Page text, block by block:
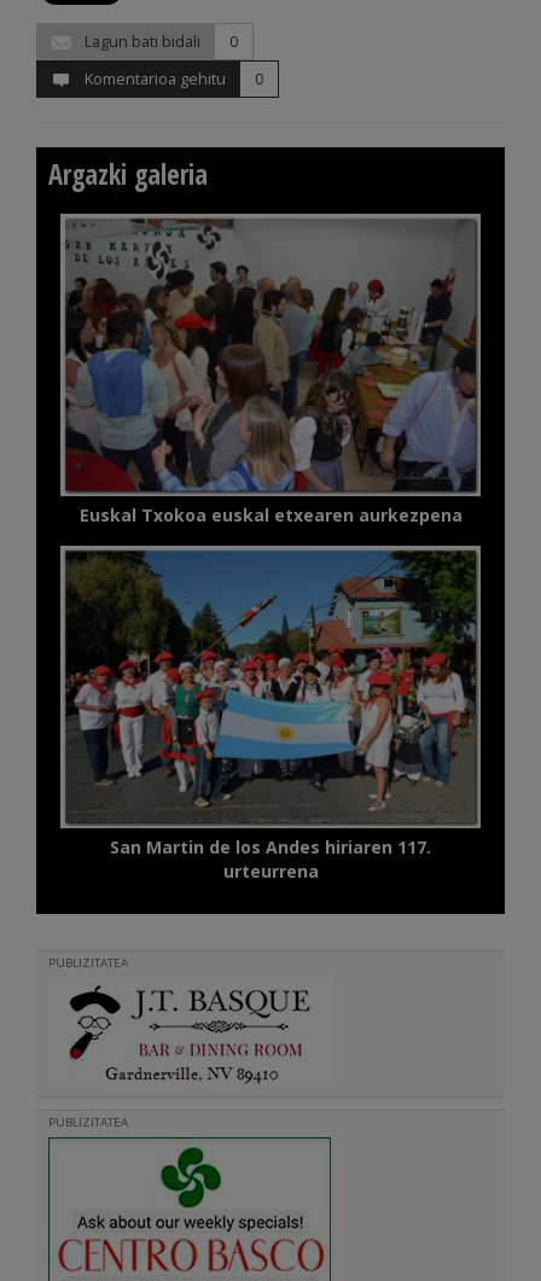
Lagun bati bidali
0
Komentarioa gehitu
0
Argazki galeria
Euskal Txokoa euskal etxearen aurkezpena
San Martin de los Andes hiriaren 117.
urteurrena
PUBLIZITATEA
PUBLIZITATEA